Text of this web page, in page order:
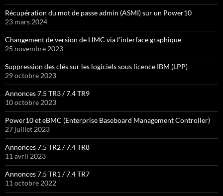
Récupération du mot de passe admin (ASMI) sur un Power10
23 mars 2024
Changement de version de HMC via l’interface graphique
25 novembre 2023
Suppression des clés sur les logiciels sous licence IBM (LPP)
29 octobre 2023
Annonces 7.5 TR3 / 7.4 TR9
10 octobre 2023
Power10 et eBMC (Enterprise Baseboard Management Controller)
27 juillet 2023
Annonces 7.5 TR2 / 7.4 TR8
11 avril 2023
Annonces 7.5 TR1 / 7.4 TR7
11 octobre 2022